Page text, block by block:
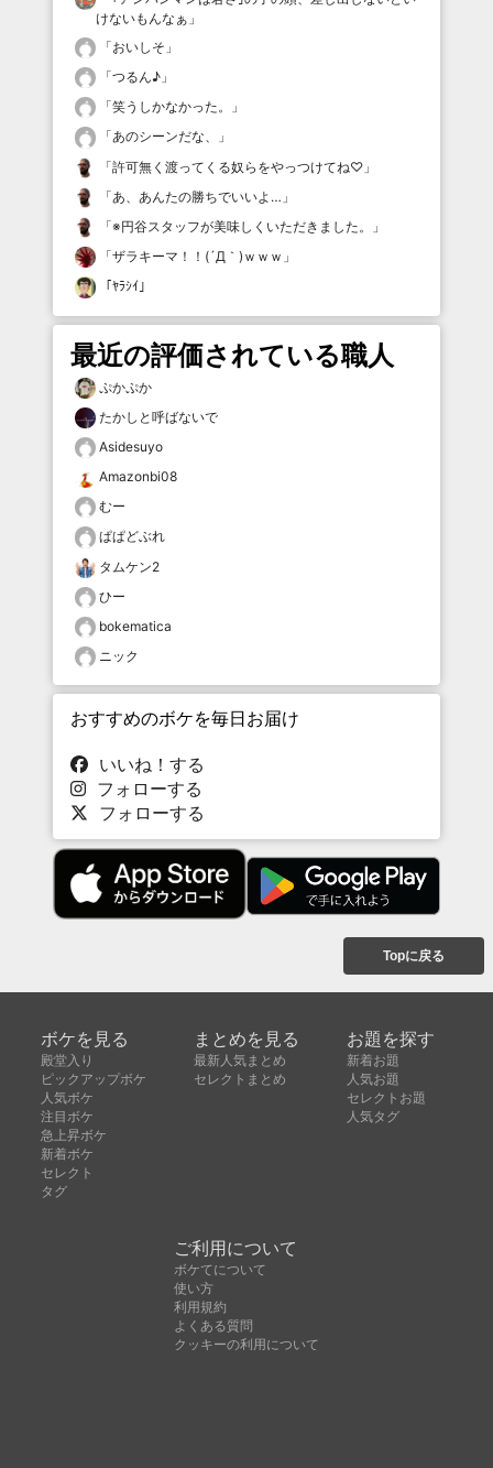
けないもんなぁ 」
「おいしそ 」
「つるん♪ 」
「笑うしかなかった。
」
「あのシーンだな、
」
「許可無く渡ってくる奴らをやっつけてね♡ 」
「あ、あんたの勝ちでいいよ… 」
「※円谷スタッフが美味しくいただきました。
」
「ザラキーマ！！(´Д｀)ｗｗｗ 」
「ﾔﾗｼｲ 」
最近の評価されている職人
ぷかぷか
たかしと呼ばないで
Asidesuyo
Amazonbi08
むー
ぱぱどぶれ
タムケン2
ひー
bokematica
ニック
おすすめのボケを毎日お届け
いいね！する
フォローする
フォローする
Topに戻る
ボケを見る
殿堂入り
ピックアップボケ
人気ボケ
注目ボケ
急上昇ボケ
新着ボケ
セレクト
タグ
まとめを見る
最新人気まとめ
セレクトまとめ
お題を探す
新着お題
人気お題
セレクトお題
人気タグ
ご利用について
ボケてについて
使い方
利用規約
よくある質問
クッキーの利用について